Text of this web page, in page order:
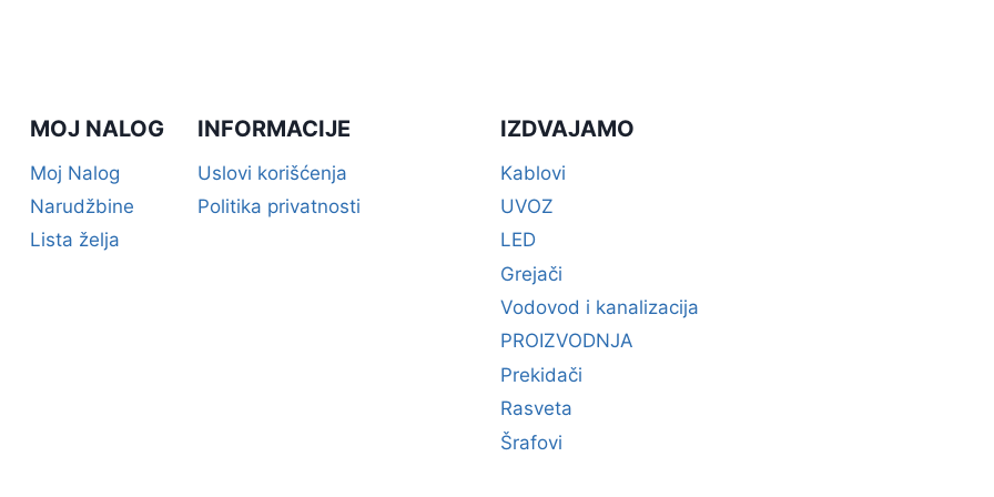
MOJ NALOG
Moj Nalog
Narudžbine
Lista želja
INFORMACIJE
Uslovi korišćenja
Politika privatnosti
IZDVAJAMO
Kablovi
UVOZ
LED
Grejači
Vodovod i kanalizacija
PROIZVODNJA
Prekidači
Rasveta
Šrafovi